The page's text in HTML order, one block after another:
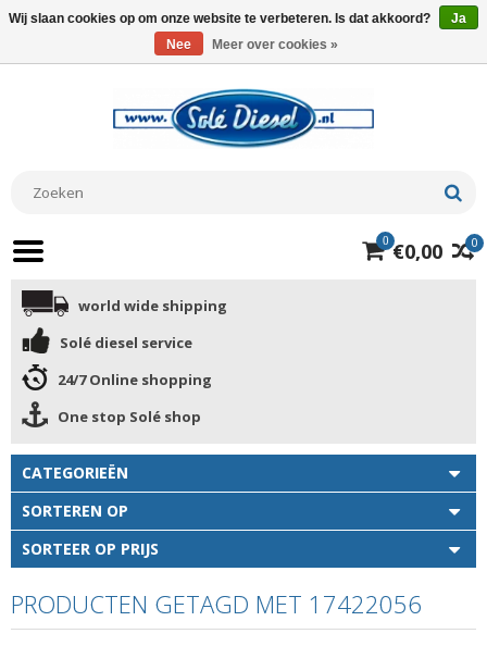
0
0 €0,00
world wide shipping
Solé diesel service
24/7 Online shopping
One stop Solé shop
CATEGORIEËN
SORTEREN OP
SORTEER OP PRIJS
PRODUCTEN GETAGD MET 17422056
Wij slaan cookies op om onze website te verbeteren. Is dat akkoord?
Ja
Nee
Meer over cookies »